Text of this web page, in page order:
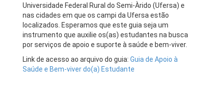
Universidade Federal Rural do Semi-Àrido (Ufersa) e
nas cidades em que os campi da Ufersa estão
localizados. Esperamos que este guia seja um
instrumento que auxilie os(as) estudantes na busca
por serviços de apoio e suporte à saúde e bem-viver.
Link de acesso ao arquivo do guia: Guia de Apoio à
Saúde e Bem-viver do(a) Estudante